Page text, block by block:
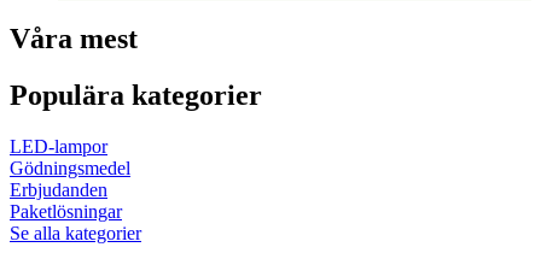
Våra mest
Populära kategorier
LED-lampor
Gödningsmedel
Erbjudanden
Paketlösningar
Se alla kategorier